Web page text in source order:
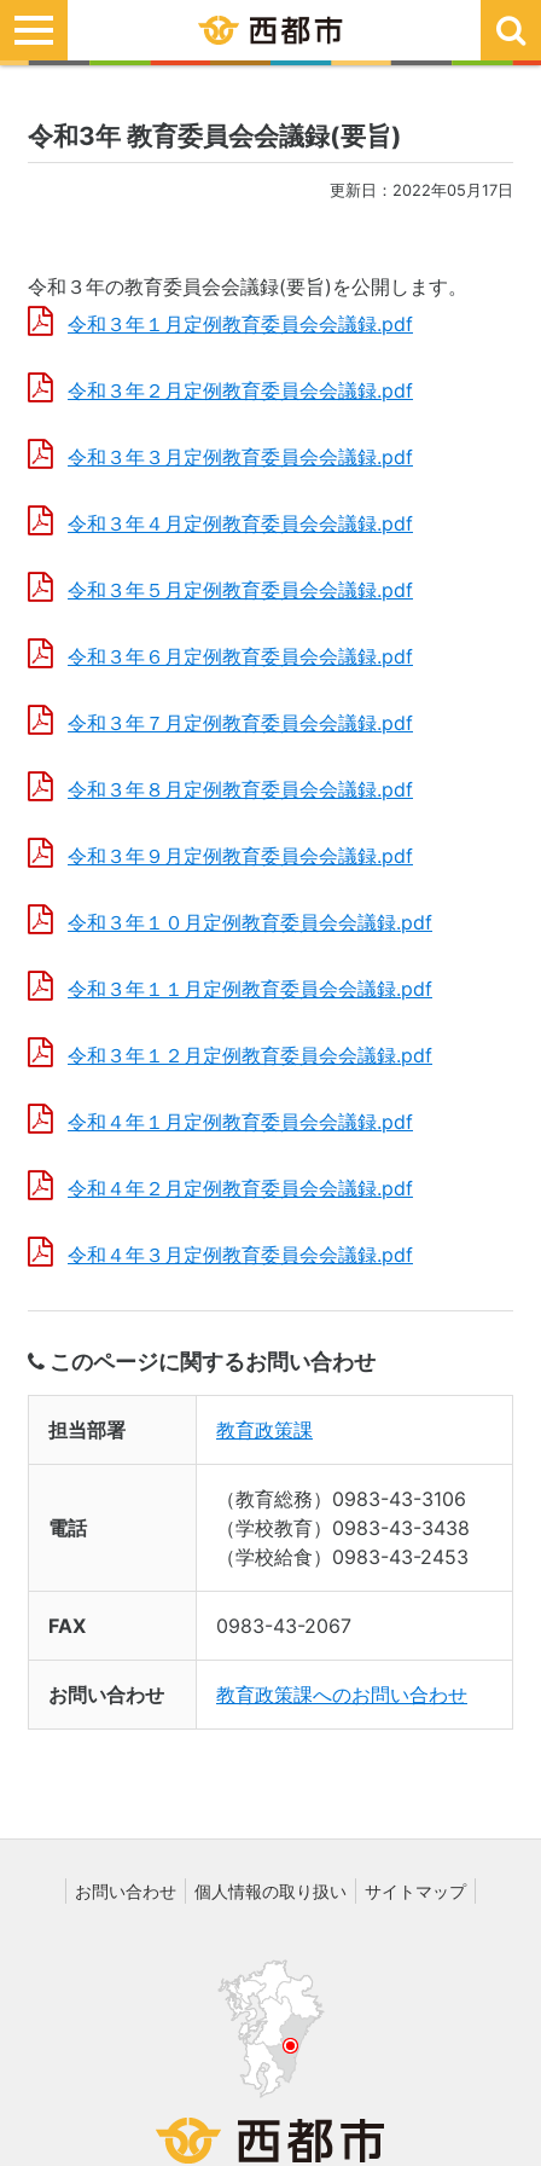
toggle
navigation
令和3年 教育委員会会議録(要旨)
更新日：2022年05月17日
令和３年の教育委員会会議録(要旨)を公開します。
令和３年１月定例教育委員会会議録.pdf
令和３年２月定例教育委員会会議録.pdf
令和３年３月定例教育委員会会議録.pdf
令和３年４月定例教育委員会会議録.pdf
令和３年５月定例教育委員会会議録.pdf
令和３年６月定例教育委員会会議録.pdf
令和３年７月定例教育委員会会議録.pdf
令和３年８月定例教育委員会会議録.pdf
令和３年９月定例教育委員会会議録.pdf
令和３年１０月定例教育委員会会議録.pdf
令和３年１１月定例教育委員会会議録.pdf
令和３年１２月定例教育委員会会議録.pdf
令和４年１月定例教育委員会会議録.pdf
令和４年２月定例教育委員会会議録.pdf
令和４年３月定例教育委員会会議録.pdf
このページに関するお問い合わせ
担当部署 教育政策課
電話
（教育総務）0983-43-3106
（学校教育）0983-43-3438
（学校給食）0983-43-2453
FAX 0983-43-2067
お問い合わせ 教育政策課へのお問い合わせ
お問い合わせ 個人情報の取り扱い サイトマップ